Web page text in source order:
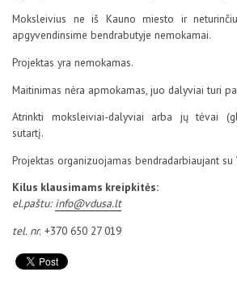
Moksleivius ne iš Kauno miesto ir
apgyvendinsime bendrabutyje nemokamai.
Projektas yra nemokamas.
Maitinimas nėra apmokamas, juo dalyviai turi
Atrinkti moksleiviai-dalyviai arba jų tėvai
sutartį.
Projektas organizuojamas bendradarbiaujant su
Kilus klausimams kreipkitės:
el.paštu:info@vdusa.lt
tel. nr. +370 650 27 019